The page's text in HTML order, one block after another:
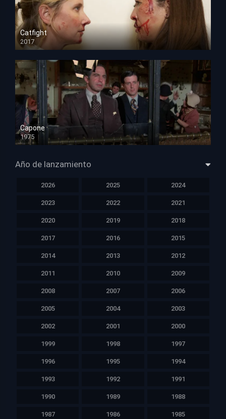
Catfight
2017
HD 720p
Capone
1975
HD 1080p
Año de lanzamiento
2026 2025 2024
2023 2022 2021
2020 2019 2018
2017 2016 2015
2014 2013 2012
2011 2010 2009
2008 2007 2006
2005 2004 2003
2002 2001 2000
1999 1998 1997
1996 1995 1994
1993 1992 1991
1990 1989 1988
1987 1986 1985